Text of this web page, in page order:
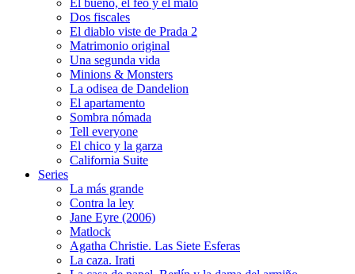
El bueno, el feo y el malo
Dos fiscales
El diablo viste de Prada 2
Matrimonio original
Una segunda vida
Minions & Monsters
La odisea de Dandelion
El apartamento
Sombra nómada
Tell everyone
El chico y la garza
California Suite
Series
La más grande
Contra la ley
Jane Eyre (2006)
Matlock
Agatha Christie. Las Siete Esferas
La caza. Irati